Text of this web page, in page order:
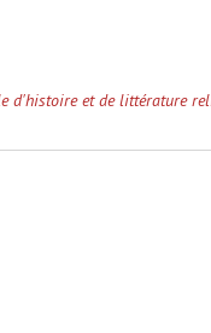
d'histoire et de littérature